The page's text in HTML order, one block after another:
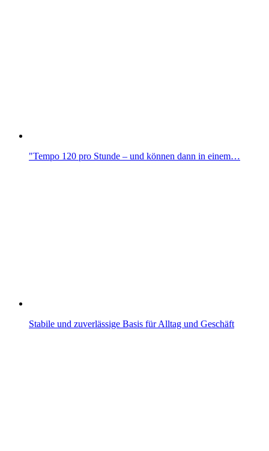
"Tempo 120 pro Stunde – und können dann in einem…
Stabile und zuverlässige Basis für Alltag und Geschäft